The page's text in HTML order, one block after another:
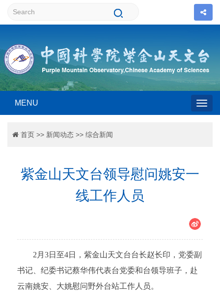
MENU
首页 >> 新闻动态 >> 综合新闻
紫金山天文台领导慰问姚安一
线工作人员
2月3日至4日，紫金山天文台台长赵长印，党委副
书记、纪委书记蔡华伟代表台党委和台领导班子，赴
云南姚安、大姚慰问野外台站工作人员。